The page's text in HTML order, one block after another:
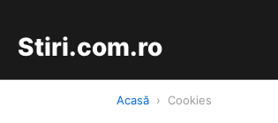
Stiri.com.ro
Acasă › Cookies